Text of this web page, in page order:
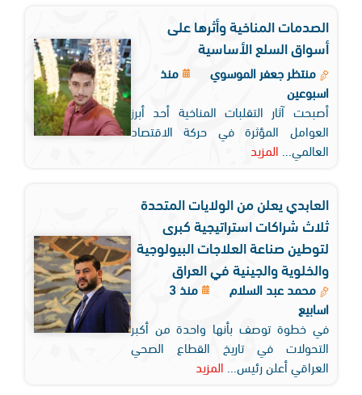
الصدمات المناخية وأثرها على
أسواق السلع الأساسية
منتظر جعفر الموسوي
منذ
اسبوعين
أصبحت آثار التقلبات المناخية أحد أبرز
العوامل المؤثرة في حركة الاقتصاد
العالمي...
المزيد
العابدي يعلن من الولايات المتحدة
ثلاث شراكات استراتيجية كبرى
لتوطين صناعة العلاجات البيولوجية
والخلوية والجينية في العراق
محمد عبد السلام
منذ 3
اسابيع
في خطوة توصف بأنها واحدة من أكبر
التحولات في تاريخ القطاع الصحي
العراقي أعلن رئيس...
المزيد